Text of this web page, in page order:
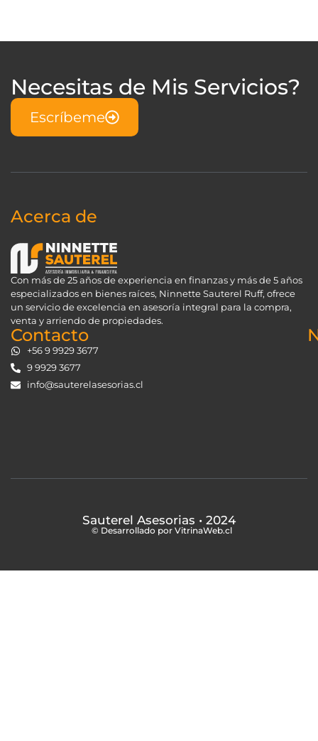
Necesitas de Mis Servicios?
Escríbeme
Acerca de
Con más de 25 años de experiencia en finanzas y más de 5 años
especializados en bienes raíces, Ninnette Sauterel Ruff, ofrece
un servicio de excelencia en asesoría integral para la compra,
venta y arriendo de propiedades.
Contacto
+56 9 9929 3677
9 9929 3677
info@sauterelasesorias.cl
Sauterel Asesorias • 2024
© Desarrollado por VitrinaWeb.cl